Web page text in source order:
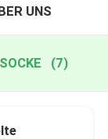
UNS
(7)